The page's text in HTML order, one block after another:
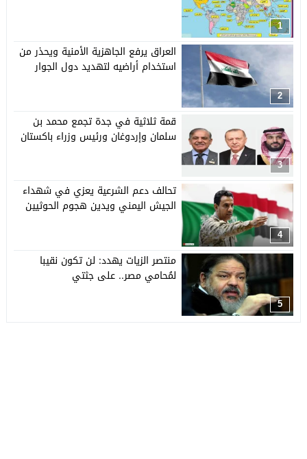
1
2
العراق يرفع الجاهزية الأمنية ويحذر من
استخدام أراضيه لتهديد دول الجوار
3
قمة ثلاثية في جدة تجمع محمد بن
سلمان وإردوغان ورئيس وزراء باكستان
4
تحالف دعم الشرعية يعزي في شهداء
الجيش اليمني ويدين هجوم الحوثيين
5
منتصر الزيات يهدد: لن تكون نقيبا
لمُحامي مصر.. على جثتي